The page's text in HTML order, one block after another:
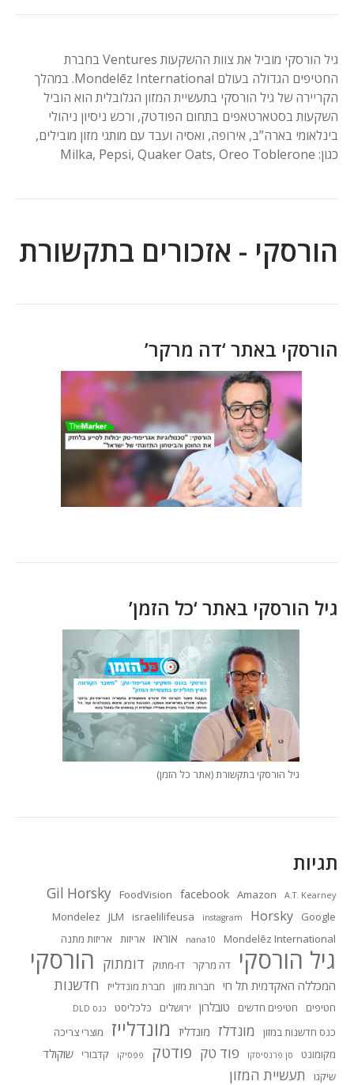
גיל הורסקי מוביל את צוות ההשקעות Ventures
בחברת
החטיפים הגדולה בעולם Mondelēz International. במהלך
הקריירה של גיל הורסקי בתעשיית המזון הגלובלית הוא הוביל
השקעות בסטארטאפים בתחום הפודטק, ורכש ניסיון ניהולי
בינלאומי בארה”ב, אירופה, ואסיה ועבד עם מותגי מזון מובילים,
כגון: Milka, Pepsi, Quaker Oats, Oreo Toblerone
הורסקי - אזכורים בתקשורת
הורסקי באתר ‘דה מרקר’
גיל הורסקי באתר ‘כל הזמן’
גיל הורסקי בתקשורת (אתר כל הזמן)
תגיות
A.T. Kearney
Amazon
facebook
FoodVision
Gil Horsky
Google
Horsky
instagram
israelilifeusa
JLM
Mondelez
Mondelēz International
nana10 אוראו אריזות אריזות מתנה
גיל הורסקי דה מרקר דו-מתוק דומתוק הורסקי
המכללה האקדמית תל חי חברות מזון חברת מונדלייז חדשנות
חטיפים חטיפים חדשים טובלרון ירושלים כלכליסט כנס DLD
כנס חדשנות במזון מונדלז מונדליז מונדלייז
מוצרי צריכה
מקומונט
סן פרנסיסקו פוד טק פודטק פפסיקו קדבורי שוקולד
שיקגו תעשיית המזון